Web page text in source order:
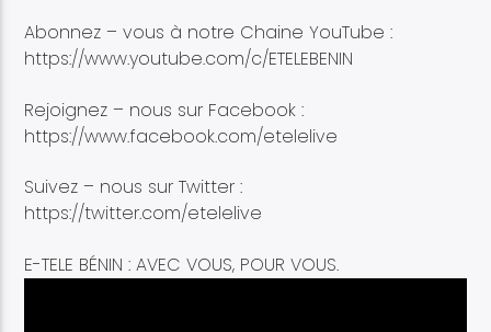
Abonnez – vous à notre Chaine YouTube :
https://www.youtube.com/c/ETELEBENIN
Rejoignez – nous sur Facebook :
https://www.facebook.com/etelelive
Suivez – nous sur Twitter :
https://twitter.com/etelelive
E-TELE BÉNIN : AVEC VOUS, POUR VOUS.